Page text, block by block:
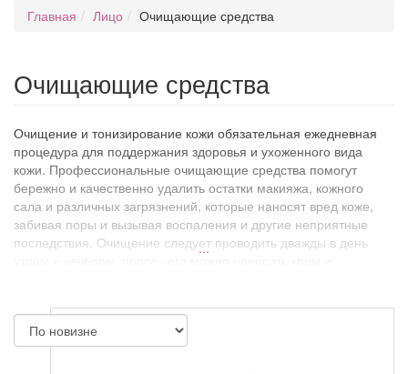
Главная Лицо Очищающие средства
Очищающие средства
Очищение и тонизирование кожи обязательная ежедневная
процедура для поддержания здоровья и ухоженного вида
кожи. Профессиональные очищающие средства помогут
бережно и качественно удалить остатки макияжа, кожного
сала и различных загрязнений, которые наносят вред коже,
забивая поры и вызывая воспаления и другие неприятные
последствия. Очищение следует проводить дважды в день
Несколько раз в неделю в качестве очищающего средства
следует использовать скраб. Применение этого
косметического средства способствует устранению
...